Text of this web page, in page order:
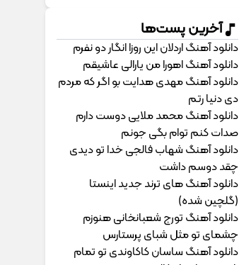
آخرین پست‌ها
دانلود آهنگ اردلان این روزا انگار دو نفرم
دانلود آهنگ اهورا من یارالی عاشیقم
دانلود آهنگ مهدی هدایت بو اگر که مردم
دی دنیا رتم
دانلود آهنگ محمد ملایی دوﺳﺖ دارم
ﺻﺪات ﻛﻨﻢ ﺗﻮام ﺑﮕﻰ ﺟﻮﻧﻢ
دانلود آهنگ شهاب فالجی خدا تو دیدی
چقد دوسم داشت
دانلود آهنگ های ترند جدید اینستا
(گلچین شده)
دانلود آهنگ تورج شعبانخانی هنوزم
چشمای تو مثل شبای پرستارس
دانلود آهنگ ساسان کاکاوندی تو تمام